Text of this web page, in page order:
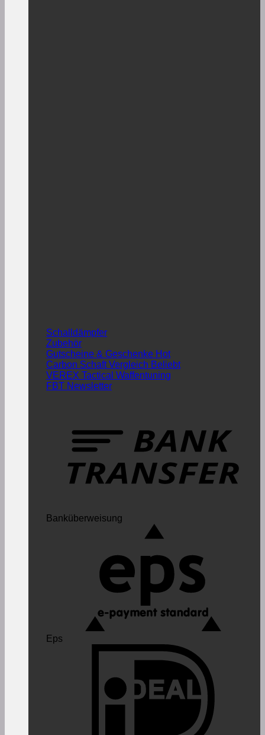
Schalldämpfer
Zubehör
Gutscheine & Geschenke
Carbon Schaft Vergleich
VEREX Tactical Waffentuning
FBT Newsletter
Banküberweisung
Eps